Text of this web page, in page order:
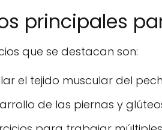
principales
que se destacan son:
el tejido muscular del
de las piernas y